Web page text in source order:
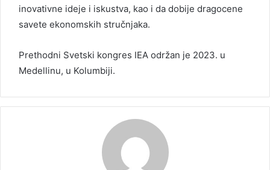
inovativne ideje i iskustva, kao i da dobije dragocene
savete ekonomskih stručnjaka.
Prethodni Svetski kongres IEA održan je 2023. u
Medellinu, u Kolumbiji.